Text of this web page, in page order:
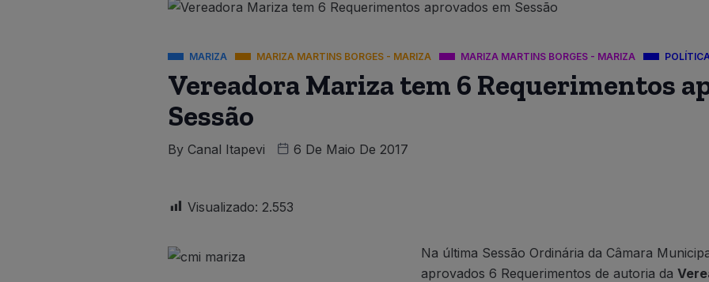
MARIZA MARIZA MARTINS BORGES - MARIZA MARIZA MARTINS BORGES - MARIZA
Vereadora Mariza tem 6 Requerimentos
Sessão
By Canal Itapevi 6 De Maio De 2017
Visualizado: 2.553
Na última Sessão Ordinária da Câmara
aprovados 6 Requerimentos de autoria da